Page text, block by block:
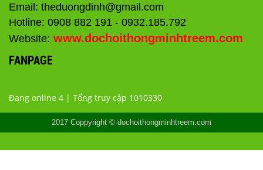
Email: theduongdinh@gmail.com
Hotline: 0908 882 191 - 0932.185.792
Website: www.dochoithongminhtreem.com
FANPAGE
Đang online 4 | Tổng truy cập 1010330
2017 Coppyright © dochoithongminhtreem.com